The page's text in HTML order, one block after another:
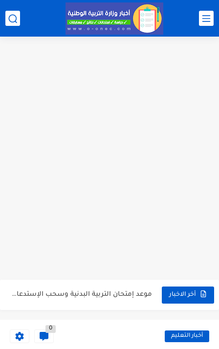
أخر الاخبار موعد إمتحان التربية البدنية وسحب الإستدعاءات 2023
هكذا يمكنك الاطلاع على النتائج المدرسية لأطفالك من الإنترنت (الطريقة... أخبار التعليم
0